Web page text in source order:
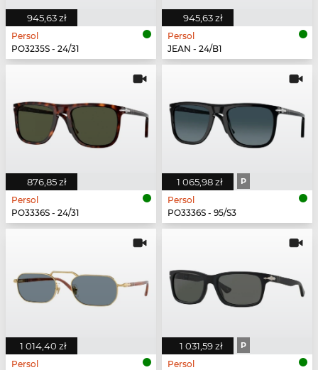
945,63 zł
Persol
PO3235S - 24/31
945,63 zł
Persol
JEAN - 24/B1
876,85 zł
Persol
PO3336S - 24/31
1 065,98 zł P
Persol
PO3336S - 95/S3
1 014,40 zł
Persol
1 031,59 zł P
Persol